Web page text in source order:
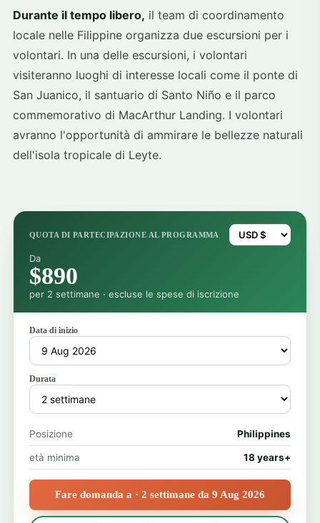
Durante il tempo libero, il team di coordinamento
locale nelle Filippine organizza due escursioni per i
volontari. In una delle escursioni, i volontari
visiteranno luoghi di interesse locali come il ponte di
San Juanico, il santuario di Santo Niño e il parco
commemorativo di MacArthur Landing. I volontari
avranno l'opportunità di ammirare le bellezze naturali
dell'isola tropicale di Leyte.
QUOTA DI PARTECIPAZIONE AL PROGRAMMA
Da
$890
per 2 settimane · escluse le spese di iscrizione
Data di inizio
Durata
Posizione Philippines
età minima 18 years+
Fare domanda a · 2 settimane da 9 Aug 2026